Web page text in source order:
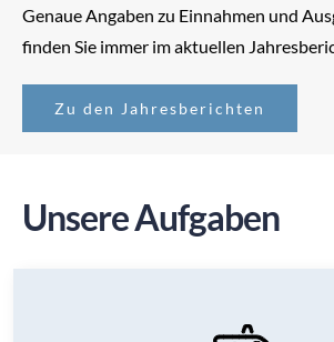
Genaue Angaben zu Einnahmen und
finden Sie immer im aktuellen
Zu den Jahresberichten
Unsere Aufgaben